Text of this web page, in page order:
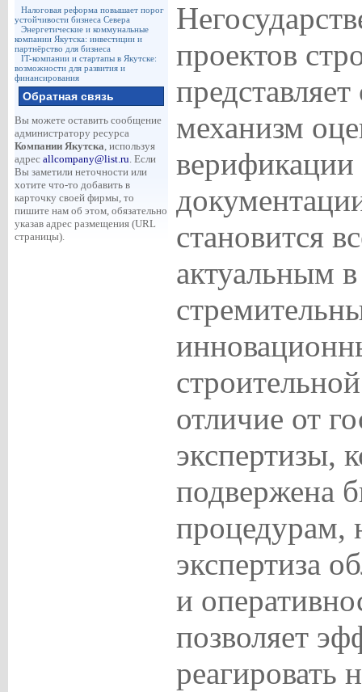
Налоговая реформа повышает порог
устойчивости бизнеса Севера
Энергетические и коммунальные
компании Якутска: инвестиции и
партнёрство для бизнеса
IT-компании и стартапы в Якутске:
возможности для развития и
финансирования
Обратная связь
Вы можете оставить сообщение
администратору ресурса
Компании Якутска, используя
адрес allcompany@list.ru. Если
Вы заметили неточности или
хотите что-то добавить в
карточку своей фирмы, то
пишите нам об этом, обязательно
указав адрес размещения (URL
страницы).
проектов
механизм
верификации
становится
актуальным
отличие от
экспертизы,
подвержена
процедурам,
экспертиза
и
позволяет
реагировать